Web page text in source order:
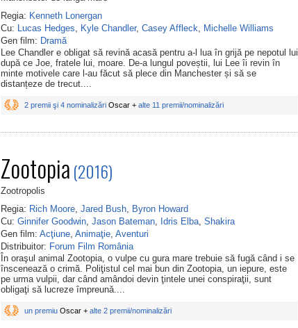
Regia: Kenneth Lonergan
Cu: Lucas Hedges, Kyle Chandler, Casey Affleck, Michelle Williams
Gen film: Dramă
Lee Chandler e obligat să revină acasă pentru a-l lua în grijă pe nepotul lui
după ce Joe, fratele lui, moare. De-a lungul poveștii, lui Lee îi revin în
minte motivele care l-au făcut să plece din Manchester și să se
distanțeze de trecut....
2 premii şi 4 nominalizări Oscar + alte 11 premii/nominalizări
Zootopia(2016)
Zootropolis
Regia: Rich Moore, Jared Bush, Byron Howard
Cu: Ginnifer Goodwin, Jason Bateman, Idris Elba, Shakira
Gen film: Acţiune, Animaţie, Aventuri
Distribuitor: Forum Film România
În oraşul animal Zootopia, o vulpe cu gura mare trebuie să fugă când i se
înscenează o crimă. Poliţistul cel mai bun din Zootopia, un iepure, este
pe urma vulpii, dar când amândoi devin ţintele unei conspiraţii, sunt
obligaţi să lucreze împreună....
un premiu Oscar + alte 2 premii/nominalizări